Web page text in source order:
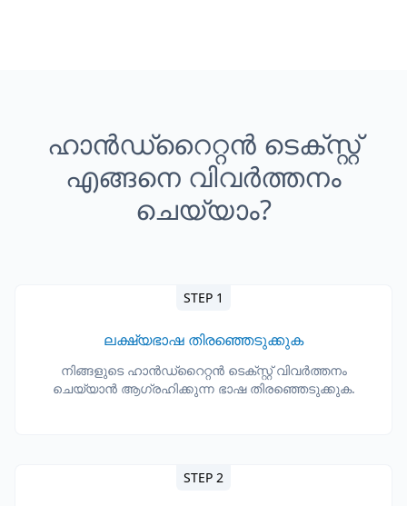
ഹാൻഡ്‌റൈറ്റൻ ടെക്സ്റ്റ്
എങ്ങനെ വിവർത്തനം
ചെയ്യാം?
STEP 1
ലക്ഷ്യഭാഷ തിരഞ്ഞെടുക്കുക
നിങ്ങളുടെ ഹാൻഡ്‌റൈറ്റൻ ടെക്സ്റ്റ് വിവർത്തനം
ചെയ്യാൻ ആഗ്രഹിക്കുന്ന ഭാഷ തിരഞ്ഞെടുക്കുക.
STEP 2